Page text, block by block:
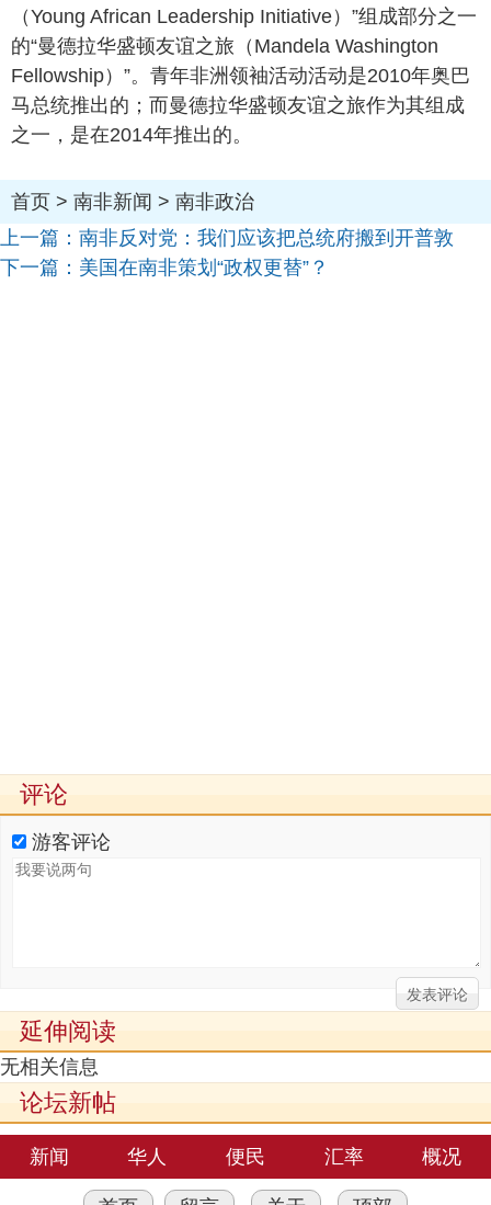
（Young African Leadership Initiative）”组成部分之一
的“曼德拉华盛顿友谊之旅（Mandela Washington
Fellowship）”。青年非洲领袖活动活动是2010年奥巴
马总统推出的；而曼德拉华盛顿友谊之旅作为其组成
之一，是在2014年推出的。
首页 > 南非新闻 > 南非政治
上一篇： 南非反对党：我们应该把总统府搬到开普敦
下一篇： 美国在南非策划“政权更替”？
评论
游客评论
延伸阅读
无相关信息
论坛新帖
新闻 华人 便民 汇率 概况